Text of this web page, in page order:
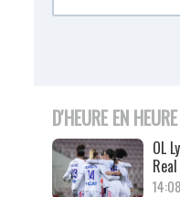
D'HEURE EN HEURE
OL
14:08